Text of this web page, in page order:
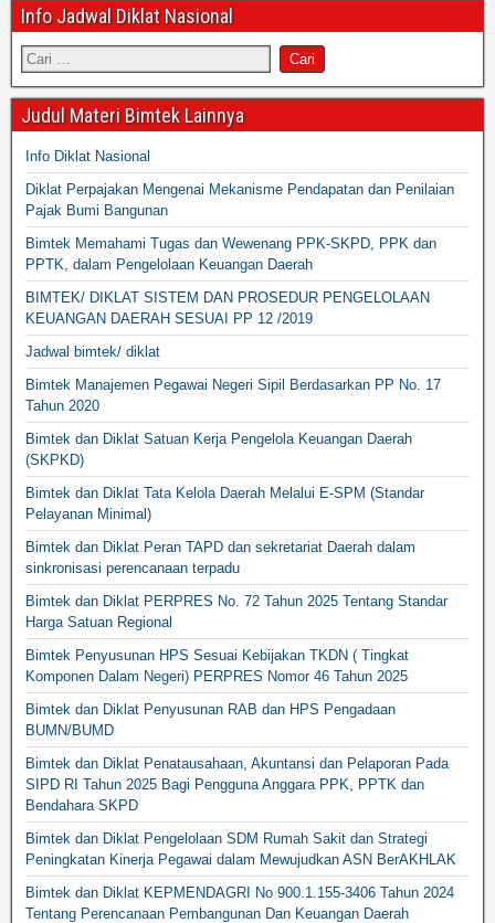
Info Jadwal Diklat Nasional
Judul Materi Bimtek Lainnya
Info Diklat Nasional
Diklat Perpajakan Mengenai Mekanisme Pendapatan dan Penilaian
Pajak Bumi Bangunan
Bimtek Memahami Tugas dan Wewenang PPK-SKPD, PPK dan
PPTK, dalam Pengelolaan Keuangan Daerah
BIMTEK/ DIKLAT SISTEM DAN PROSEDUR PENGELOLAAN
KEUANGAN DAERAH SESUAI PP 12 /2019
Jadwal bimtek/ diklat
Bimtek Manajemen Pegawai Negeri Sipil Berdasarkan PP No. 17
Tahun 2020
Bimtek dan Diklat Satuan Kerja Pengelola Keuangan Daerah
(SKPKD)
Bimtek dan Diklat Tata Kelola Daerah Melalui E-SPM (Standar
Pelayanan Minimal)
Bimtek dan Diklat Peran TAPD dan sekretariat Daerah dalam
sinkronisasi perencanaan terpadu
Bimtek dan Diklat PERPRES No. 72 Tahun 2025 Tentang Standar
Harga Satuan Regional
Bimtek Penyusunan HPS Sesuai Kebijakan TKDN ( Tingkat
Komponen Dalam Negeri) PERPRES Nomor 46 Tahun 2025
Bimtek dan Diklat Penyusunan RAB dan HPS Pengadaan
BUMN/BUMD
Bimtek dan Diklat Penatausahaan, Akuntansi dan Pelaporan Pada
SIPD RI Tahun 2025 Bagi Pengguna Anggara PPK, PPTK dan
Bendahara SKPD
Bimtek dan Diklat Pengelolaan SDM Rumah Sakit dan Strategi
Peningkatan Kinerja Pegawai dalam Mewujudkan ASN BerAKHLAK
Bimtek dan Diklat KEPMENDAGRI No 900.1.155-3406 Tahun 2024
Tentang Perencanaan Pembangunan Dan Keuangan Daerah